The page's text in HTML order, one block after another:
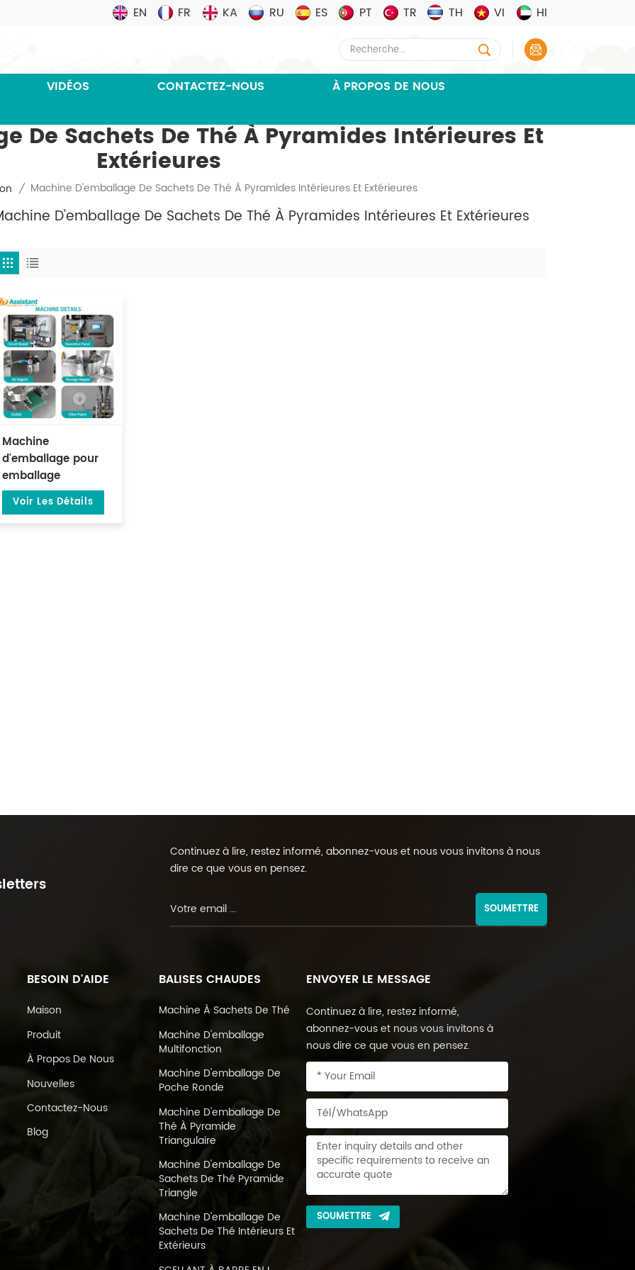
EN FR KA RU ES PT TR TH VI HI
VIDÉOS CONTACTEZ-NOUS
À PROPOS DE NOUS
De Sachets De Thé À Pyramides Intérieures Et
Extérieures
/ Machine D'emballage De Sachets De Thé À Pyramides Intérieures Et Extérieures
D'emballage De Sachets De Thé À Pyramides Intérieures Et Extérieures
Machine
d'emballage pour
emballage
d'enveloppe de
sachet de thé avec
Voir Les Détails
Continuez à lire, restez informé, abonnez-vous et nous vous invitons à nous
dire ce que vous en pensez.
SOUMETTRE
BESOIN D'AIDE
Maison
Produit
À Propos De Nous
Nouvelles
Contactez-Nous
Blog
BALISES CHAUDES
Machine À Sachets De Thé
Machine D'emballage
Multifonction
Machine D'emballage De
Poche Ronde
Machine D'emballage De
Thé À Pyramide
Triangulaire
Machine D'emballage De
Sachets De Thé Pyramide
Triangle
Machine D'emballage De
Sachets De Thé Intérieurs Et
Extérieurs
ENVOYER LE MESSAGE
Continuez à lire, restez informé,
abonnez-vous et nous vous invitons à
nous dire ce que vous en pensez.
SOUMETTRE